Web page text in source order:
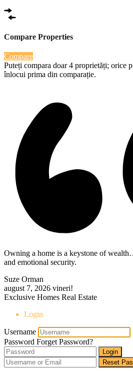
Compare Properties
Compare
Puteți compara doar 4 proprietăți; orice
înlocui prima din comparație.
Owning a home is a keystone of
and emotional security.
Suze Orman
august 7, 2026 vineri!
Exclusive Homes Real Estate
Login
Username
Password Forget Password?
Login
Reset